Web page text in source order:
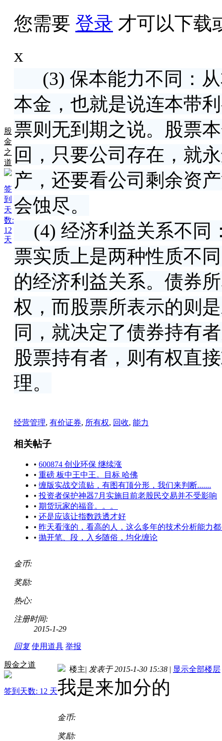
股
金
之
道
签
到
天
数:
12
天
您需要 登录 才可以下载
x
(3) 保本能力不同：从
本金，也就是说连本带
票则无到期之说。股票
回，只要公司存在，就
产，还要看公司剩余资
会蚀尽。
(4) 经济利益关系不同
票实质上是两种性质不
的经济利益关系。债券
权，而股票所表示的则
同，就决定了债券持有
股票持有者，则有权直
理。
经营管理, 有价证券, 所有权, 回收, 能力
相关帖子
• 600874 创业环保 继续涨
• 重磅 板中王中王。目标 哈佛
• 缠版实战交流贴，有图有顶分形，我们来判断.......
• 投资者保护神器7月实施目前老股民交易并不受影响
• 期货玩家的福音。。。
• 还是应该让指数跌透才好
• 昨天看涨的，看高的人，这么多年的技术分析能力
• 抛开笔、段，入乡随俗，均化缠论
金币:
奖励:
热心:
注册时间:
2015-1-29
回复 使用道具 举报
股金之道
签到天数: 12 天
楼主| 发表于 2015-1-30 15:38 | 显示全部楼层
我是来加分的
金币:
奖励: